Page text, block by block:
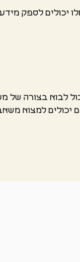
יכולים לספק מידע
לבוא בצורה של
יכולים למצוא